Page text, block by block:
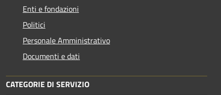
Enti e fondazioni
Politici
Personale Amministrativo
Documenti e dati
CATEGORIE DI SERVIZIO